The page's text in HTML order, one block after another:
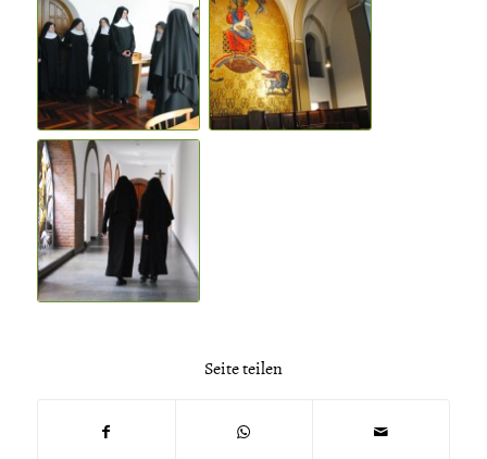
Seite teilen